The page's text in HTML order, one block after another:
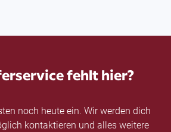
fehlt hier?
noch heute ein. Wir werden dich
kontaktieren und alles weitere